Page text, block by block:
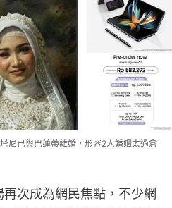
尼已與巴蓮蒂離婚，形容2人婚姻太過倉
次成為網民焦點，不少網